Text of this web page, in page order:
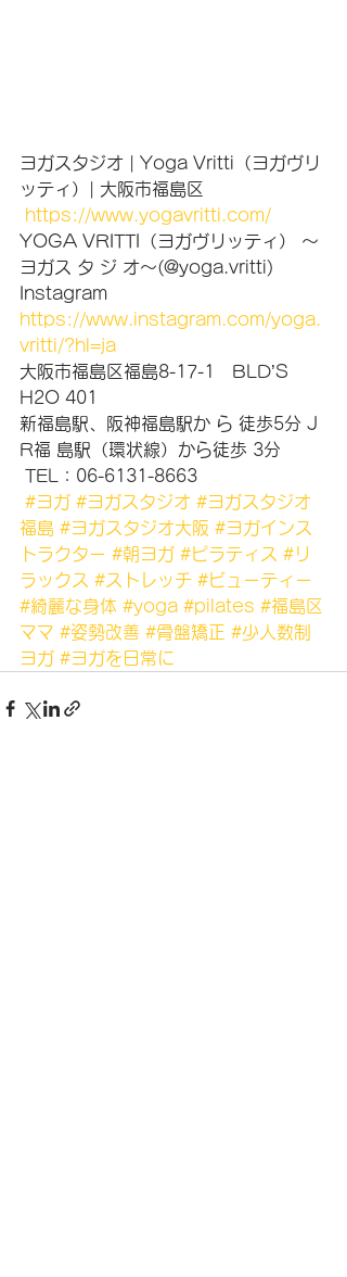
ヨガスタジオ | Yoga Vritti（ヨガヴリ
ッティ）| 大阪市福島区
https://www.yogavritti.com/
YOGA VRITTI（ヨガヴリッティ） ～
ヨガス タ ジ オ～(@yoga.vritti)
Instagram
https://www.instagram.com/yoga.
vritti/?hl=ja
大阪市福島区福島8-17-1　BLD’S
H2O 401
新福島駅、阪神福島駅か ら 徒歩5分 J
R福 島駅（環状線）から徒歩 3分
TEL：06-6131-8663
#ヨガ #ヨガスタジオ #ヨガスタジオ
福島 #ヨガスタジオ大阪 #ヨガインス
トラクター #朝ヨガ #ピラティス #リ
ラックス #ストレッチ #ビューティー
#綺麗な身体 #yoga #pilates #福島区
ママ #姿勢改善 #骨盤矯正 #少人数制
ヨガ #ヨガを日常に